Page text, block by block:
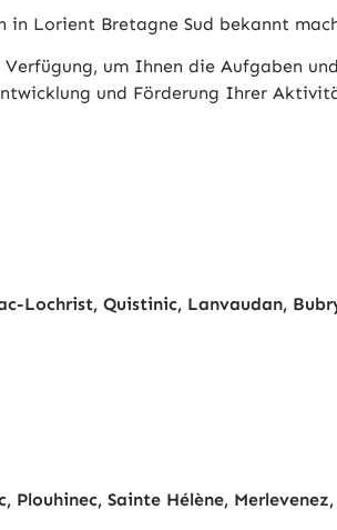
Lorient Bretagne Sud bekannt
um Ihnen die Aufgaben
und Förderung Ihrer
Quistinic, Lanvaudan,
Sainte Hélène,